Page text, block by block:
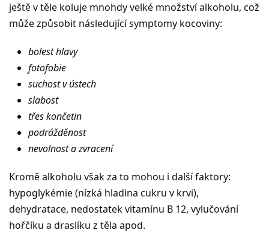
ještě v těle koluje mnohdy velké množství alkoholu, což
může způsobit následující symptomy kocoviny:
bolest hlavy
fotofobie
suchost v ústech
slabost
třes končetin
podrážděnost
nevolnost a zvracení
Kromě alkoholu však za to mohou i další faktory:
hypoglykémie (nízká hladina cukru v krvi),
dehydratace, nedostatek vitamínu B 12, vylučování
hořčíku a draslíku z těla apod.